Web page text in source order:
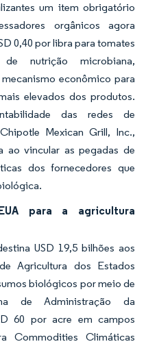
um item obrigatório
orgânicos agora
0,40 por libra para tomates
nutrição microbiana,
econômico para
elevados dos produtos.
das redes de
Mexican Grill, Inc.,
ao vincular as pegadas de
dos fornecedores que
para a agricultura
USD 19,5 bilhões aos
Agricultura dos Estados
biológicos por meio de
de Administração da
60 por acre em campos
Commodities Climáticas